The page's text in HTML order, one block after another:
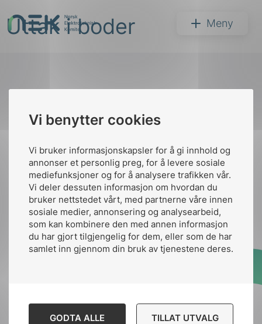
Vi benytter cookies
Vi bruker informasjonskapsler for å gi innhold og
annonser et personlig preg, for å levere sosiale
mediefunksjoner og for å analysere trafikken vår.
Vi deler dessuten informasjon om hvordan du
bruker nettstedet vårt, med partnerne våre innen
sosiale medier, annonsering og analysearbeid,
som kan kombinere den med annen informasjon
du har gjort tilgjengelig for dem, eller som de har
samlet inn gjennom din bruk av tjenestene deres.
GODTA ALLE TILLAT UTVALG
til
innhold
NEK Meny
Søk
Uttak i boder
Kontakt oss
Ansatte
nek@nek.no
Kontakt
Bruk av Cookies